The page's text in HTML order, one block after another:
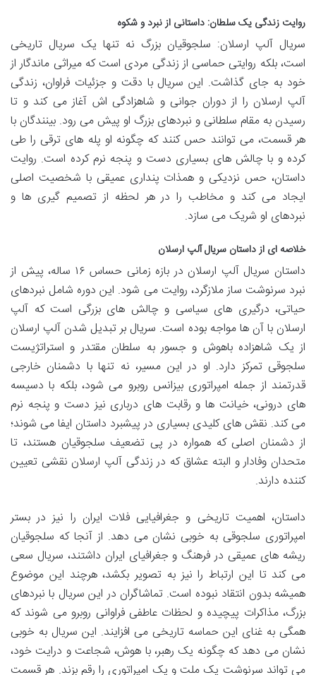
روایت زندگی یک سلطان: داستانی از نبرد و شکوه
سریال آلپ ارسلان: سلجوقیان بزرگ نه تنها یک سریال تاریخی
است، بلکه روایتی حماسی از زندگی مردی است که میراثی ماندگار از
خود به جای گذاشت. این سریال با دقت و جزئیات فراوان، زندگی
آلپ ارسلان را از دوران جوانی و شاهزادگی اش آغاز می کند و تا
رسیدن به مقام سلطانی و نبردهای بزرگ او پیش می رود. بینندگان با
هر قسمت، می توانند حس کنند که چگونه او پله های ترقی را طی
کرده و با چالش های بسیاری دست و پنجه نرم کرده است. روایت
داستان، حس نزدیکی و همذات پنداری عمیقی با شخصیت اصلی
ایجاد می کند و مخاطب را در هر لحظه از تصمیم گیری ها و
نبردهای او شریک می سازد.
خلاصه ای از داستان سریال آلپ ارسلان
داستان سریال آلپ ارسلان در بازه زمانی حساس ۱۶ ساله، پیش از
نبرد سرنوشت ساز ملازگرد، روایت می شود. این دوره شامل نبردهای
حیاتی، درگیری های سیاسی و چالش های بزرگی است که آلپ
ارسلان با آن ها مواجه بوده است. سریال بر تبدیل شدن آلپ ارسلان
از یک شاهزاده باهوش و جسور به سلطان مقتدر و استراتژیست
سلجوقی تمرکز دارد. او در این مسیر، نه تنها با دشمنان خارجی
قدرتمند از جمله امپراتوری بیزانس روبرو می شود، بلکه با دسیسه
های درونی، خیانت ها و رقابت های درباری نیز دست و پنجه نرم
می کند. نقش های کلیدی بسیاری در پیشبرد داستان ایفا می شوند؛
از دشمنان اصلی که همواره در پی تضعیف سلجوقیان هستند، تا
متحدان وفادار و البته عشاق که در زندگی آلپ ارسلان نقشی تعیین
کننده دارند.
داستان، اهمیت تاریخی و جغرافیایی فلات ایران را نیز در بستر
امپراتوری سلجوقی به خوبی نشان می دهد. از آنجا که سلجوقیان
ریشه های عمیقی در فرهنگ و جغرافیای ایران داشتند، سریال سعی
می کند تا این ارتباط را نیز به تصویر بکشد، هرچند این موضوع
همیشه بدون انتقاد نبوده است. تماشاگران در این سریال با نبردهای
بزرگ، مذاکرات پیچیده و لحظات عاطفی فراوانی روبرو می شوند که
همگی به غنای این حماسه تاریخی می افزایند. این سریال به خوبی
نشان می دهد که چگونه یک رهبر، با هوش، شجاعت و درایت خود،
می تواند سرنوشت یک ملت و یک امپراتوری را رقم بزند. هر قسمت